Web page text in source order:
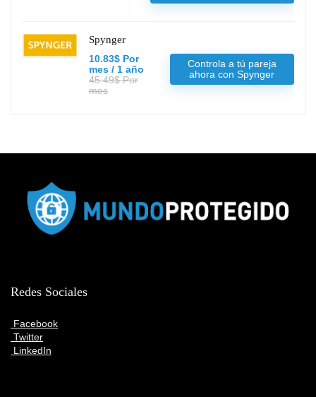
Spynger
10.83$ Por
mes / 1 año
45.49$ Por
mes
Controla a tú pareja
ahora con Spynger
Redes Sociales
Facebook
Twitter
LinkedIn